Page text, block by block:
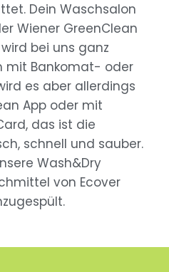
Dein Waschsalon
Wiener GreenClean
bei uns ganz
mit Bankomat- oder
es aber allerdings
App oder mit
das ist die
schnell und sauber.
Wash&Dry
von Ecover